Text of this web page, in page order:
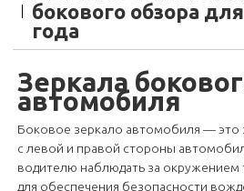
бокового обзора
года
Зеркала
автомобиля
Боковое зеркало автомобиля — это
с левой и правой стороны
водителю наблюдать за окружением
для обеспечения безопасности